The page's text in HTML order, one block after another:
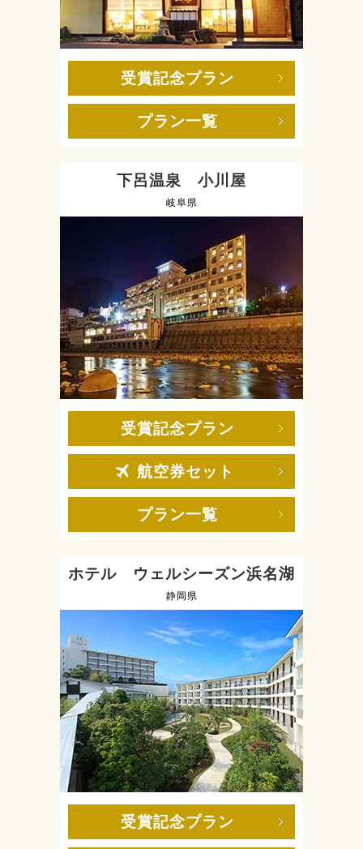
受賞記念プラン
プラン一覧
下呂温泉 小川屋
岐阜県
受賞記念プラン
航空券セット
プラン一覧
ホテル ウェルシーズン浜名湖
静岡県
受賞記念プラン